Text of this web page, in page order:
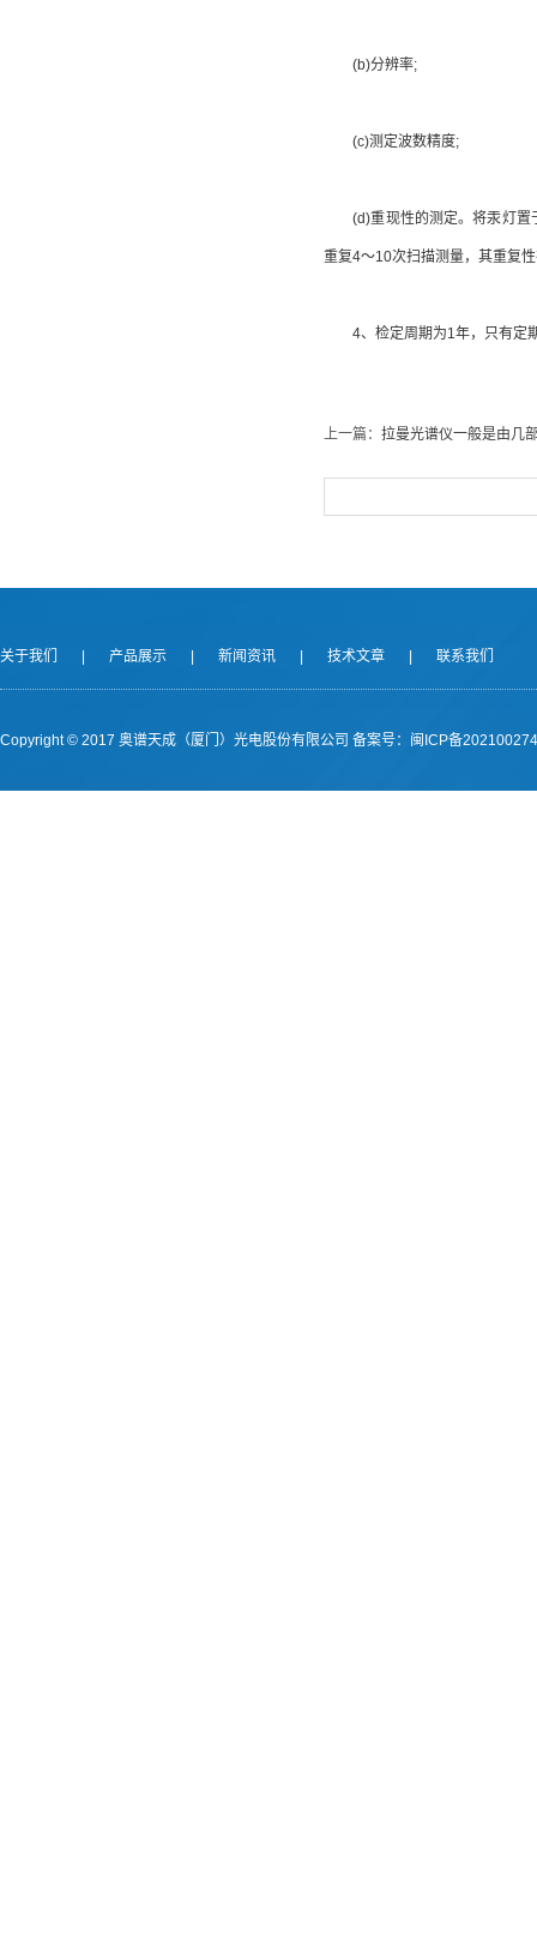
(b)分辨率;
(c)测定波数精度;
(d)重现性的测定。将汞灯置于
重复4～10次扫描测量，其重复
4、检定周期为1年，只有定期
上一篇： 拉曼光谱仪一般是由几
关于我们 | 产品展示 | 新闻资讯 | 技术文章 | 联系我们
Copyright © 2017 奥谱天成（厦门）光电股份有限公司 备案号：闽ICP备